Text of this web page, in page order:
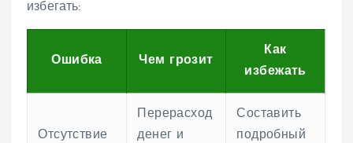
избегать:
Ошибка Чем грозит
Как
избежать
Отсутствие
Перерасход
денег и
Составить
подробный